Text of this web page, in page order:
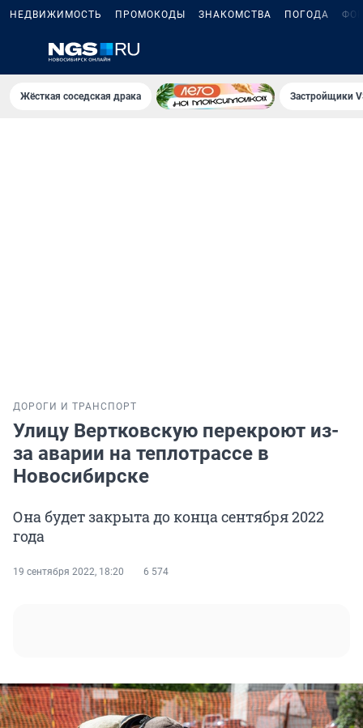
НЕДВИЖИМОСТЬ ПРОМОКОДЫ ЗНАКОМСТВА ПОГОДА
Жёсткая соседская драка Застройщики
ДОРОГИ И ТРАНСПОРТ
Улицу Вертковскую перекроют из-
за аварии на теплотрассе в
Новосибирске
Она будет закрыта до конца сентября 2022
года
19 сентября 2022, 18:20 6 574